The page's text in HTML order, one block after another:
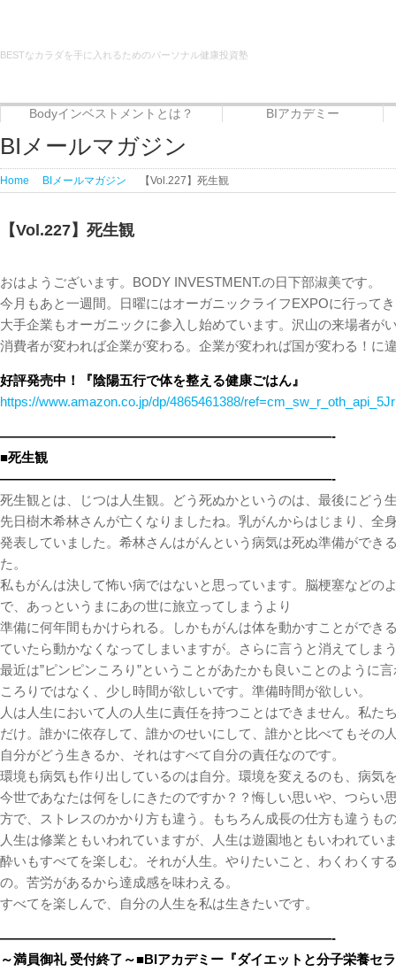
BESTなカラダを手に入れるためのパーソナル健康投資塾
Bodyインベストメントとは？
BIアカデミー
BIメールマガジン
Home BIメールマガジン 【Vol.227】死生観
【Vol.227】死生観
おはようございます。BODY INVESTMENT.の日下部淑美です。
今月もあと一週間。日曜にはオーガニックライフEXPOに行って
大手企業もオーガニックに参入し始めています。沢山の来場者が
消費者が変われば企業が変わる。企業が変われば国が変わる！に
好評発売中！『陰陽五行で体を整える健康ごはん』
https://www.amazon.co.jp/dp/4865461388/
—————————————————————————-
■死生観
—————————————————————————-
死生観とは、じつは人生観。どう死ぬかというのは、最後にどう
先日樹木希林さんが亡くなりましたね。乳がんからはじまり、全
発表していました。希林さんはがんという病気は死ぬ準備ができ
た。
私もがんは決して怖い病ではないと思っています。脳梗塞などの
で、あっというまにあの世に旅立ってしまうより
準備に何年間もかけられる。しかもがんは体を動かすことができ
ていたら動かなくなってしまいますが。さらに言うと消えてしま
最近は”ピンピンころり”ということがあたかも良いことのように
ころりではなく、少し時間が欲しいです。準備時間が欲しい。
人は人生において人の人生に責任を持つことはできません。私た
だけ。誰かに依存して、誰かのせいにして、誰かと比べてもその
自分がどう生きるか、それはすべて自分の責任なのです。
環境も病気も作り出しているのは自分。環境を変えるのも、病気
今世であなたは何をしにきたのですか？？悔しい思いや、つらい
方で、ストレスのかかり方も違う。もちろん成長の仕方も違うも
人生は修業ともいわれていますが、人生は遊園地ともいわれてい
酔いもすべてを楽しむ。それが人生。やりたいこと、わくわくす
の。苦労があるから達成感を味わえる。
すべてを楽しんで、自分の人生を私は生きたいです。
—————————————————————————-
～満員御礼 受付終了～■BIアカデミー『ダイエットと分子栄養セ